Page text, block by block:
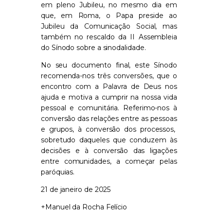
em p leno Jubileu, no mesmo dia em
que,em Roma, o Papapreside ao
Jubileu da Comunicação Social, mas
também no rescaldo da
Assembleia
do Sínodo sobre a sinodalidade.
No seu documento final, este Sínodo
recomenda-nostrês conversões,que o
encontro com a Palavra de
Deusnos
ajuda e motiva a cumprir na nossa vida
pessoal e comunitária. Referimo-nos à
conversão das relações entre as pessoas
e grupos, à conversão dos processos,
sobretudo daqueles que conduzem às
decisões e à conversão das ligações
entre comunidades, a começar pelas
paróquias.
21 de janeiro de 2025
+Manuel da Rocha Felício